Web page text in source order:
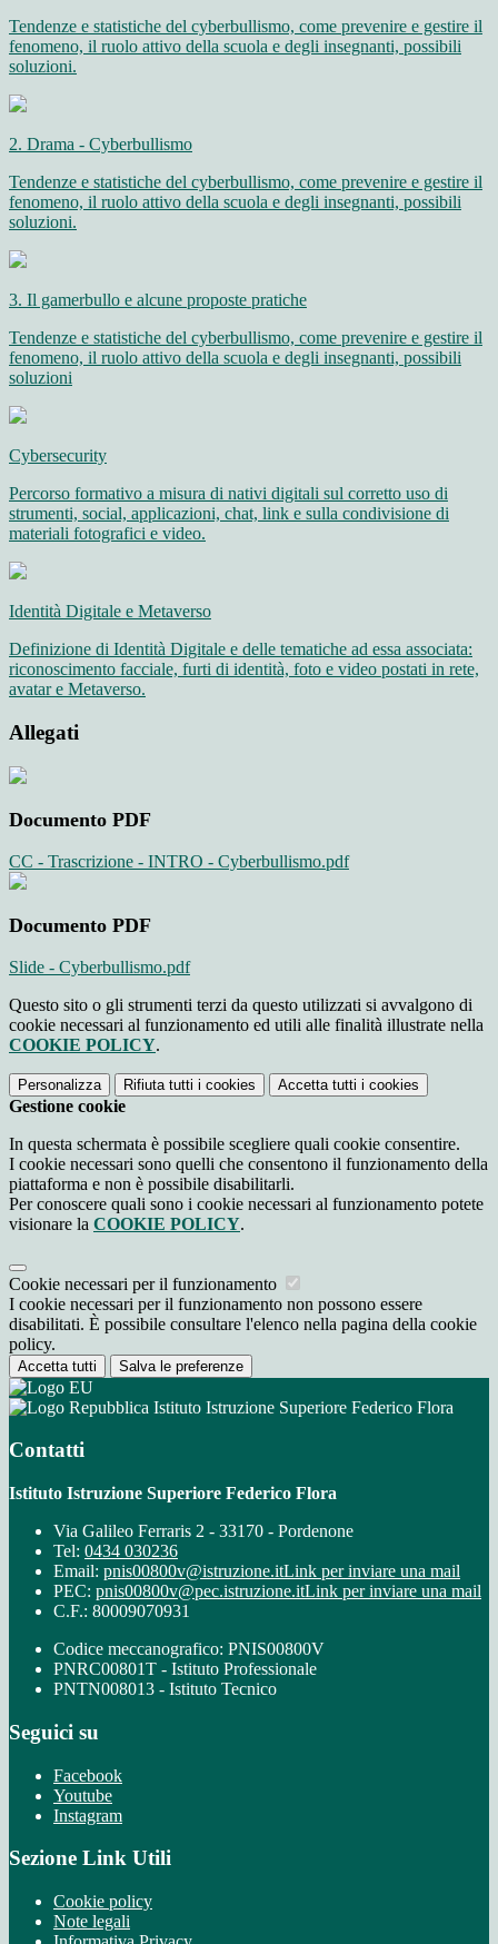
Tendenze e statistiche del cyberbullismo, come prevenire e gestire il
fenomeno, il ruolo attivo della scuola e degli insegnanti, possibili
soluzioni.
2. Drama - Cyberbullismo
Tendenze e statistiche del cyberbullismo, come prevenire e gestire il
fenomeno, il ruolo attivo della scuola e degli insegnanti, possibili
soluzioni.
3. Il gamerbullo e alcune proposte pratiche
Tendenze e statistiche del cyberbullismo, come prevenire e gestire il
fenomeno, il ruolo attivo della scuola e degli insegnanti, possibili
soluzioni
Cybersecurity
Percorso formativo a misura di nativi digitali sul corretto uso di
strumenti, social, applicazioni, chat, link e sulla condivisione di
materiali fotografici e video.
Identità Digitale e Metaverso
Definizione di Identità Digitale e delle tematiche ad essa associata:
riconoscimento facciale, furti di identità, foto e video postati in rete,
avatar e Metaverso.
Allegati
Documento PDF
CC - Trascrizione - INTRO - Cyberbullismo.pdf
Documento PDF
Slide - Cyberbullismo.pdf
Questo sito o gli strumenti terzi da questo utilizzati si avvalgono di
cookie necessari al funzionamento ed utili alle finalità illustrate nella
COOKIE POLICY.
Personalizza Rifiuta tutti i cookies Accetta tutti i cookies
Gestione cookie
In questa schermata è possibile scegliere quali cookie consentire.
I cookie necessari sono quelli che consentono il funzionamento della
piattaforma e non è possibile disabilitarli.
Per conoscere quali sono i cookie necessari al funzionamento potete
visionare la COOKIE POLICY.
Cookie necessari per il funzionamento
I cookie necessari per il funzionamento non possono essere
disabilitati. È possibile consultare l'elenco nella pagina della cookie
policy.
Accetta tutti Salva le preferenze
Istituto Istruzione Superiore Federico Flora
Contatti
Istituto Istruzione Superiore Federico Flora
Via Galileo Ferraris 2 - 33170 - Pordenone
Tel: 0434 030236
Email: pnis00800v@istruzione.itLink per inviare una mail
PEC: pnis00800v@pec.istruzione.itLink per inviare una mail
C.F.: 80009070931
Codice meccanografico: PNIS00800V
PNRC00801T - Istituto Professionale
PNTN008013 - Istituto Tecnico
Seguici su
Facebook
Youtube
Instagram
Sezione Link Utili
Cookie policy
Note legali